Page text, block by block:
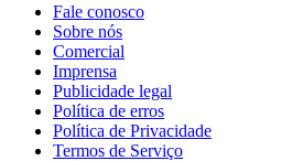
Fale conosco
Sobre nós
Comercial
Imprensa
Publicidade legal
Política de erros
Política de Privacidade
Termos de Serviço